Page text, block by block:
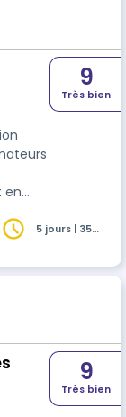
en
des
la
9
Très bien
5 jours | 35
9
Très bien